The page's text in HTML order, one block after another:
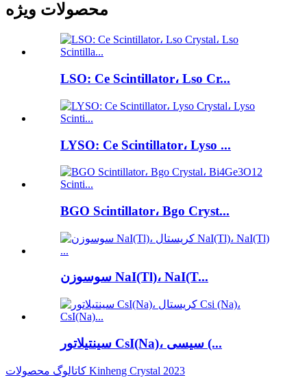
محصولات ویژه
LSO: Ce Scintillator، Lso Cr...
LYSO: Ce Scintillator، Lyso ...
BGO Scintillator، Bgo Cryst...
سوسوزن NaI(Tl)، NaI(T...
سینتیلاتور CsI(Na)، سیسی (...
کاتالوگ محصولات Kinheng Crystal 2023